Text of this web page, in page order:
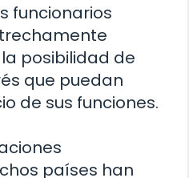
funcionarios
posibilidad de
que puedan
de sus funciones.
países han